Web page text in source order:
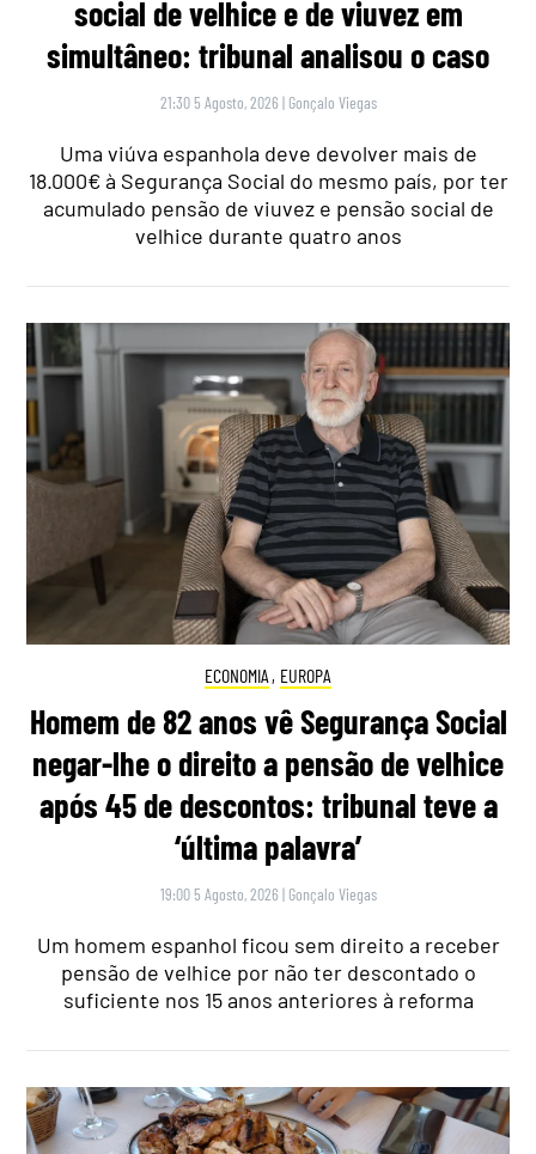
social de velhice e de viuvez em
simultâneo: tribunal analisou o caso
21:30 5 Agosto, 2026 | Gonçalo Viegas
Uma viúva espanhola deve devolver mais de
18.000€ à Segurança Social do mesmo país, por ter
acumulado pensão de viuvez e pensão social de
velhice durante quatro anos
ECONOMIA , EUROPA
Homem de 82 anos vê Segurança Social
negar-lhe o direito a pensão de velhice
após 45 de descontos: tribunal teve a
‘última palavra’
19:00 5 Agosto, 2026 | Gonçalo Viegas
Um homem espanhol ficou sem direito a receber
pensão de velhice por não ter descontado o
suficiente nos 15 anos anteriores à reforma